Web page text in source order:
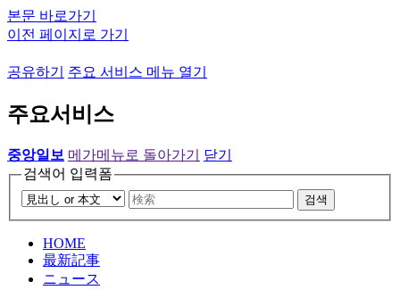
본문 바로가기
이전 페이지로 가기
공유하기 주요 서비스 메뉴 열기
주요서비스
중앙일보 메가메뉴로 돌아가기
닫기
검색어 입력폼
검색
HOME
最新記事
ニュース